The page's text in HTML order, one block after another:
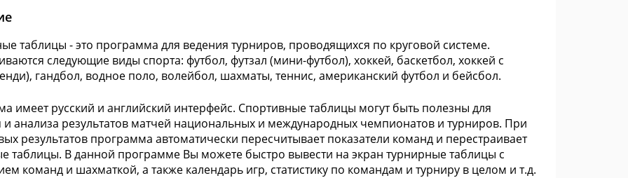
таблицы - это программа для ведения турниров, проводящихся по круговой системе.
следующие виды спорта: футбол, футзал (мини-футбол), хоккей, баскетбол, хоккей с
гандбол, водное поло, волейбол, шахматы, теннис, американский футбол и бейсбол.
имеет русский и английский интерфейс. Спортивные таблицы могут быть полезны для
и анализа результатов матчей национальных и международных чемпионатов и турниров. При
результатов программа автоматически пересчитывает показатели команд и перестраивает
таблицы. В данной программе Вы можете быстро вывести на экран турнирные таблицы с
команд и шахматкой, а также календарь игр, статистику по командам и турниру в целом и т.д.